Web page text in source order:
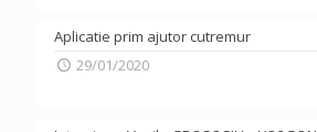
Aplicatie prim ajutor cutremur
29/01/2020